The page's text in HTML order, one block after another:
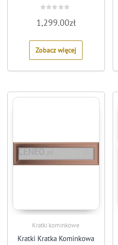
0
out
5
1,299.00zł
Zobacz więcej
Kratki kominkowe
Kratki Kratka Kominkowa